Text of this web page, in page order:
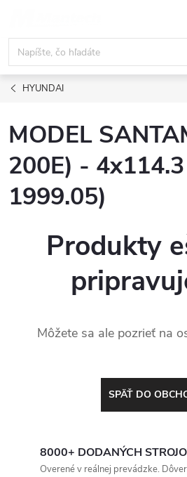
obsah
HYUNDAI
MODEL
200E) -
1999.05)
Produkty
Môžete sa ale pozrieť na
SPÄŤ DO
8000+ DODANÝCH
Overené v reálnej prevádzke.